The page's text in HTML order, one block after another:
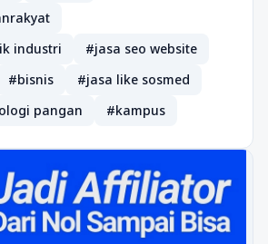
industri
#jasa seo website
#bisnis
#jasa like sosmed
pangan
#kampus